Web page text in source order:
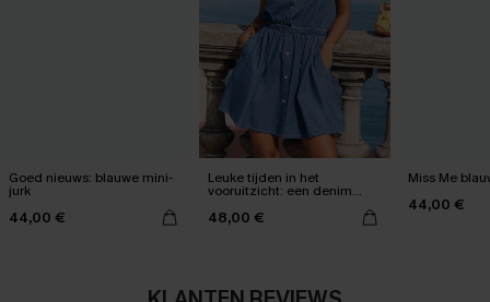
Goed nieuws: blauwe mini-
jurk
44,00 €
Leuke tijden in het
vooruitzicht: een denim
48,00 €
Miss Me
44,00 €